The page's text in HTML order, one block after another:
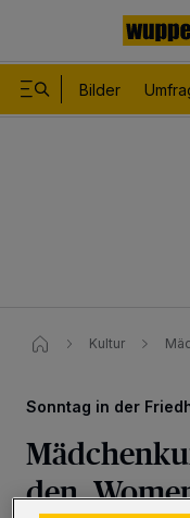
Bilder
Kultur
Sonntag in der
den